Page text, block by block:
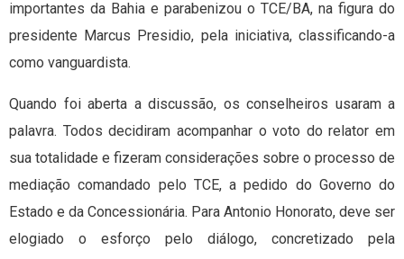
importantes da Bahia e parabenizou o TCE/BA, na figura do
presidente Marcus Presidio, pela iniciativa, classificando-a
como vanguardista.
Quando foi aberta a discussão, os conselheiros usaram a
palavra. Todos decidiram acompanhar o voto do relator em
sua totalidade e fizeram considerações sobre o processo de
mediação comandado pelo TCE, a pedido do Governo do
Estado e da Concessionária. Para Antonio Honorato, deve ser
elogiado o esforço pelo diálogo, concretizado pela